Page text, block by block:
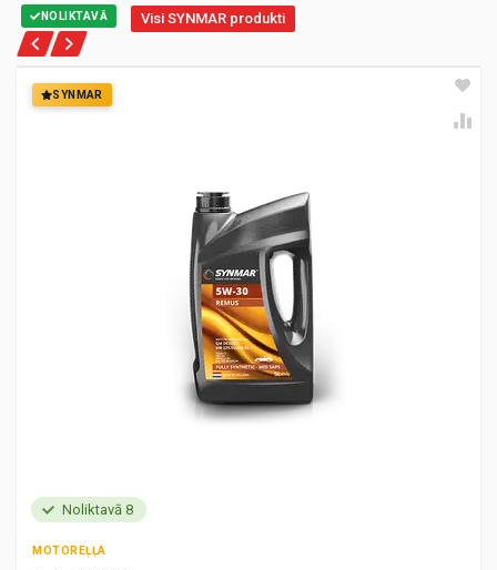
NOLIKTAVĀ Visi SYNMAR produkti
SYNMAR
Noliktavā 8
MOTOREĻĻA